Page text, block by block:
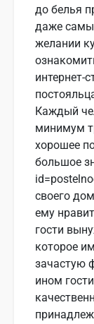
до белья
даже
желании
интернет-
Каждый
минимум
хорошее
большое
своего
ему
гости
которое
зачастую
ином